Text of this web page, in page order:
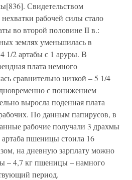
Свидетельством
рабочей силы стало
во второй половине II в.:
землях уменьшилась в
1/2 артабы с 1 аруры. В
плата немного
сравнительно низкой – 5 1/4
с понижением
выросла поденная плата
По данным папирусов, в
рабочие получали 3 драхмы
артаба пшеницы стоила 16
на дневную зарплату можно
– 4,7 кг пшеницы – намного
период.